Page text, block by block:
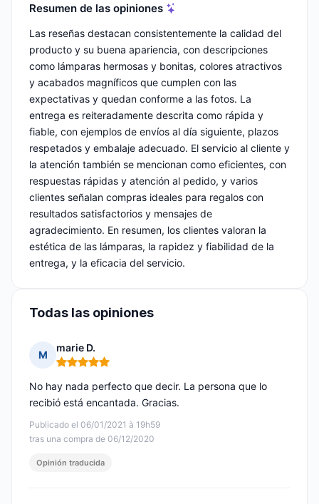
Resumen de las opiniones
Las reseñas destacan consistentemente la calidad del
producto y su buena apariencia, con descripciones
como lámparas hermosas y bonitas, colores atractivos
y acabados magníficos que cumplen con las
expectativas y quedan conforme a las fotos. La
entrega es reiteradamente descrita como rápida y
fiable, con ejemplos de envíos al día siguiente, plazos
respetados y embalaje adecuado. El servicio al cliente y
la atención también se mencionan como eficientes, con
respuestas rápidas y atención al pedido, y varios
clientes señalan compras ideales para regalos con
resultados satisfactorios y mensajes de
agradecimiento. En resumen, los clientes valoran la
estética de las lámparas, la rapidez y fiabilidad de la
entrega, y la eficacia del servicio.
Todas las opiniones
M
marie D.
Nota: 5 de 5
Publicado el 06/01/2021 à 19h59
tras una compra de 06/12/2020
No hay nada perfecto que decir. La persona que lo
recibió está encantada. Gracias.
Opinión traducida